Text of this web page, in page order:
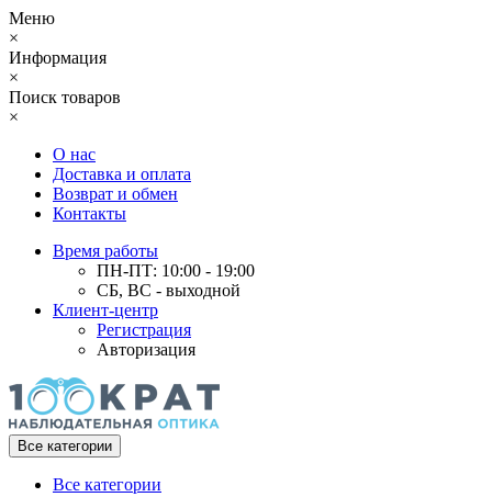
Меню
×
Информация
×
Поиск товаров
×
О нас
Доставка и оплата
Возврат и обмен
Контакты
Время работы
ПН-ПТ: 10:00 - 19:00
СБ, ВС - выходной
Клиент-центр
Регистрация
Авторизация
Все категории
Все категории